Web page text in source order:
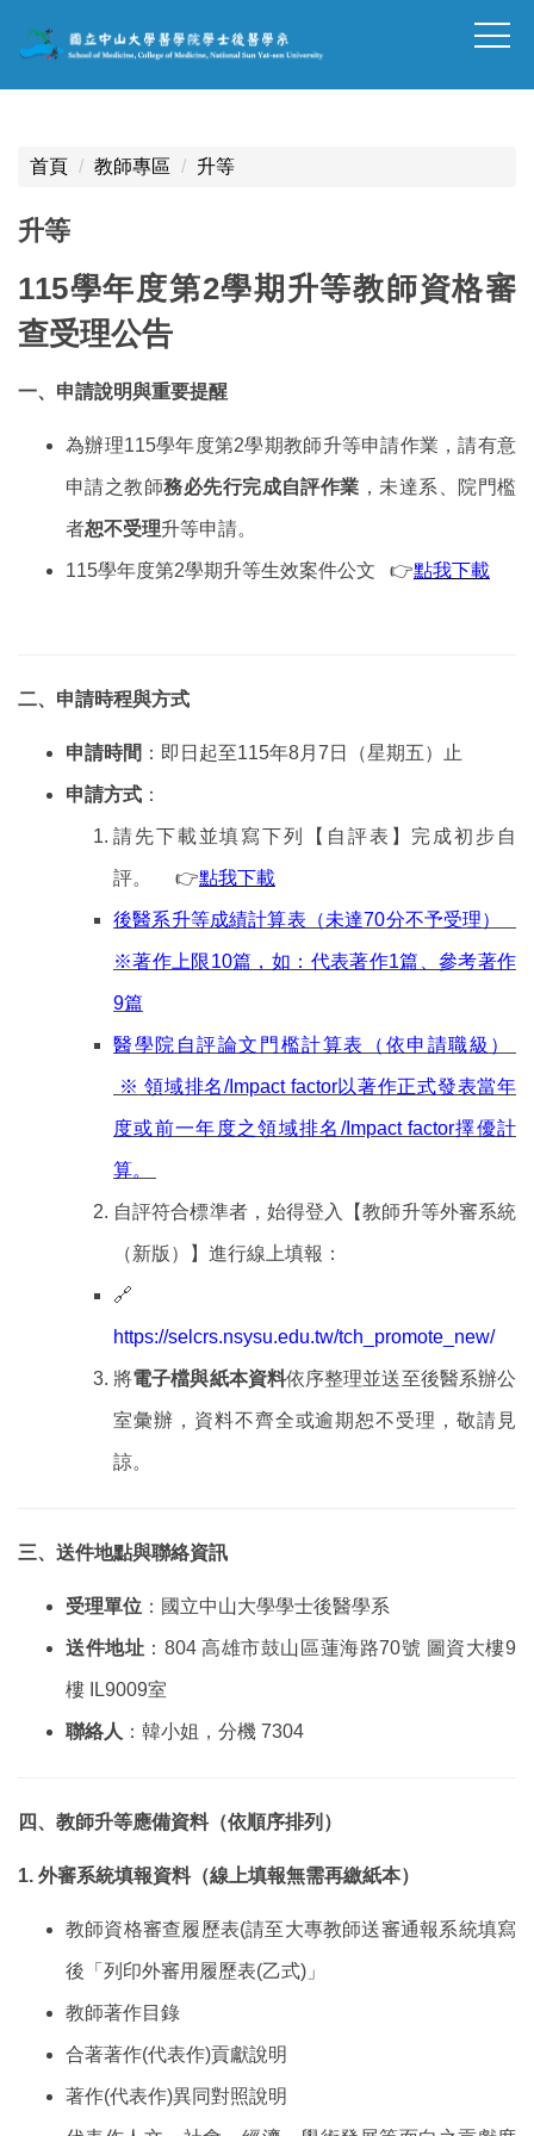
到
塊
首頁 教師專區 升等
升等
115學年度第2學期升等教師資格審
查受理公告
一、申請說明與重要提醒
為辦理115學年度第2學期教師升等申請作業，請有意
申請之教師務必先行完成自評作業 ，未達系、院門檻
者恕不受理升等申請。
115學年度第2學期升等生效案件公文 👉點我下載
二、申請時程與方式
申請時間 ：即日起至115年8月7日（星期五）止
申請方式 ：
請先下載並填寫下列【自評表】完成初步自
評。 👉點我下載
後醫系升等成績計算表（未達70分不予受理）
※著作上限10篇，如：代表著作1篇、參考著作
9篇
醫學院自評論文門檻計算表（依申請職級）
※ 領域排名/Impact factor以著作正式發表當年
度或前一年度之領域排名/Impact factor擇優計
算。
自評符合標準者，始得登入【教師升等外審系統
（新版）】進行線上填報：
🔗
https://selcrs.nsysu.edu.tw/tch_promote_new/
將電子檔與紙本資料依序整理並送至後醫系辦公
室彙辦，資料不齊全或逾期恕不受理，敬請見
諒。
三、送件地點與聯絡資訊
受理單位 ：國立中山大學學士後醫學系
送件地址 ：804 高雄市鼓山區蓮海路70號 圖資大樓9
樓 IL9009室
聯絡人 ：韓小姐，分機 7304
四、教師升等應備資料（依順序排列）
1. 外審系統填報資料（線上填報無需再繳紙本）
教師資格審查履歷表(請至大專教師送審通報系統填寫
後「列印外審用履歷表(乙式)」
教師著作目錄
合著著作(代表作)貢獻說明
著作(代表作)異同對照說明